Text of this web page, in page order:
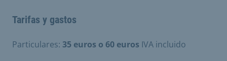
Tarifas y gastos
Particulares: 35 euros o 60 euros IVA incluido